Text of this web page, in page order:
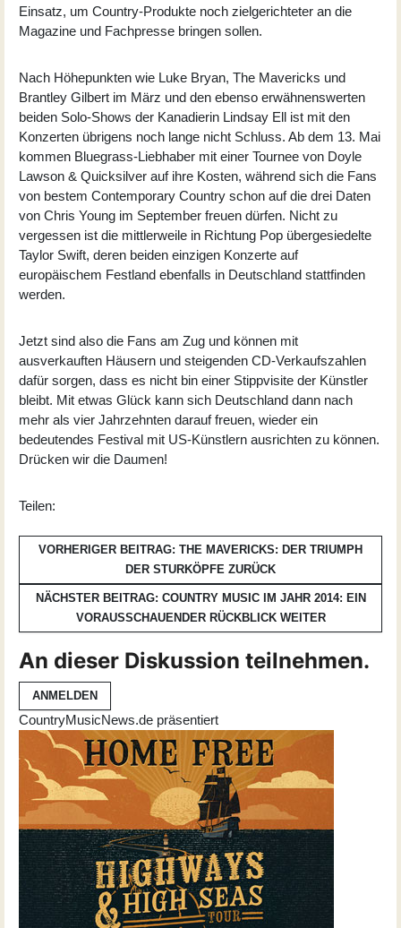
Einsatz, um Country-Produkte noch zielgerichteter an die
Magazine und Fachpresse bringen sollen.
Nach Höhepunkten wie Luke Bryan, The Mavericks und
Brantley Gilbert im März und den ebenso erwähnenswerten
beiden Solo-Shows der Kanadierin Lindsay Ell ist mit den
Konzerten übrigens noch lange nicht Schluss. Ab dem 13. Mai
kommen Bluegrass-Liebhaber mit einer Tournee von Doyle
Lawson & Quicksilver auf ihre Kosten, während sich die Fans
von bestem Contemporary Country schon auf die drei Daten
von Chris Young im September freuen dürfen. Nicht zu
vergessen ist die mittlerweile in Richtung Pop übergesiedelte
Taylor Swift, deren beiden einzigen Konzerte auf
europäischem Festland ebenfalls in Deutschland stattfinden
werden.
Jetzt sind also die Fans am Zug und können mit
ausverkauften Häusern und steigenden CD-Verkaufszahlen
dafür sorgen, dass es nicht bin einer Stippvisite der Künstler
bleibt. Mit etwas Glück kann sich Deutschland dann nach
mehr als vier Jahrzehnten darauf freuen, wieder ein
bedeutendes Festival mit US-Künstlern ausrichten zu können.
Drücken wir die Daumen!
Teilen:
VORHERIGER BEITRAG: THE MAVERICKS: DER TRIUMPH
DER STURKÖPFE ZURÜCK
NÄCHSTER BEITRAG: COUNTRY MUSIC IM JAHR 2014: EIN
VORAUSSCHAUENDER RÜCKBLICK WEITER
An dieser Diskussion teilnehmen.
ANMELDEN
CountryMusicNews.de präsentiert